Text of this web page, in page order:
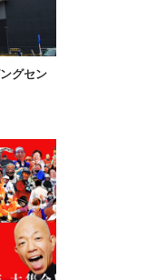
グセン